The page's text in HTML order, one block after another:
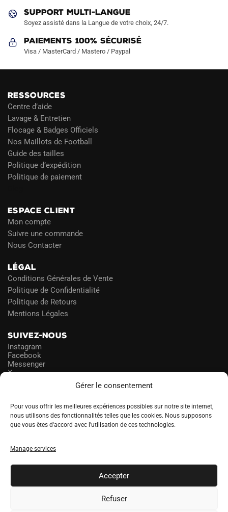
Gérer le consentement
Pour vous offrir les meilleures expériences possibles sur notre site internet,
nous utilisons des fonctionnalités telles que les cookies. Nous supposons
que vous êtes d'accord avec l'utilisation de ces technologies.
Manage services
Accepter
Refuser
produit
SUPPORT MULTI-LANGUE
Soyez assisté dans la Langue de votre choix, 24/7.
Paiements 100% Sécurisé
Visa / MasterCard / Mastero / Paypal
RESSOURCES
Centre d’aide
Lavage & Entretien
Flocage & Badges Officiels
Nos Maillots de Football
Guide des tailles
Politique d’expédition
Politique de paiement
ESPACE CLIENT
Mon compte
Suivre une commande
Nous Contacter
LÉGAL
Conditions Générales de Vente
Politique de Confidentialité
Politique de Retours
Mentions Légales
SUIVEZ-NOUS
Instagram
Facebook
Messenger
X
LANGUE